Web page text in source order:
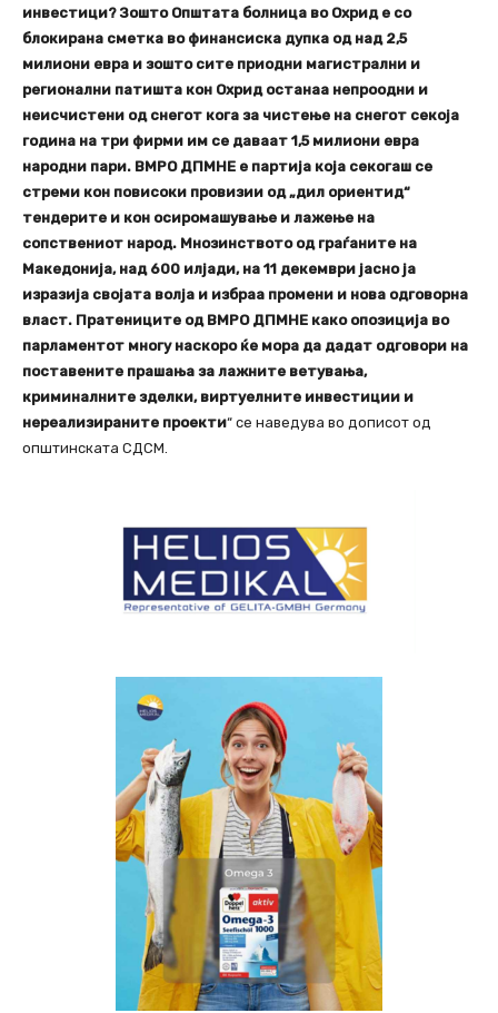
инвестици? Зошто Општата болница во Охрид е со
блокирана сметка во финансиска дупка од над 2,5
милиони евра и зошто сите приодни магистрални и
регионални патишта кон Охрид останаа непроодни и
неисчистени од снегот кога за чистење на снегот секоја
година на три фирми им се даваат 1,5 милиони евра
народни пари. ВМРО ДПМНЕ е партија која секогаш се
стреми кон повисоки провизии од „дил ориентид“
тендерите и кон осиромашување и лажење на
сопствениот народ. Мнозинството од граѓаните на
Македонија, над 600 илјади, на 11 декември јасно ја
изразија својата волја и избраа промени и нова одговорна
власт. Пратениците од ВМРО ДПМНЕ како опозиција во
парламентот многу наскоро ќе мора да дадат одговори на
поставените прашања за лажните ветувања,
криминалните зделки, виртуелните инвестиции и
нереализираните проекти“ се наведува во дописот од
општинската СДСМ.